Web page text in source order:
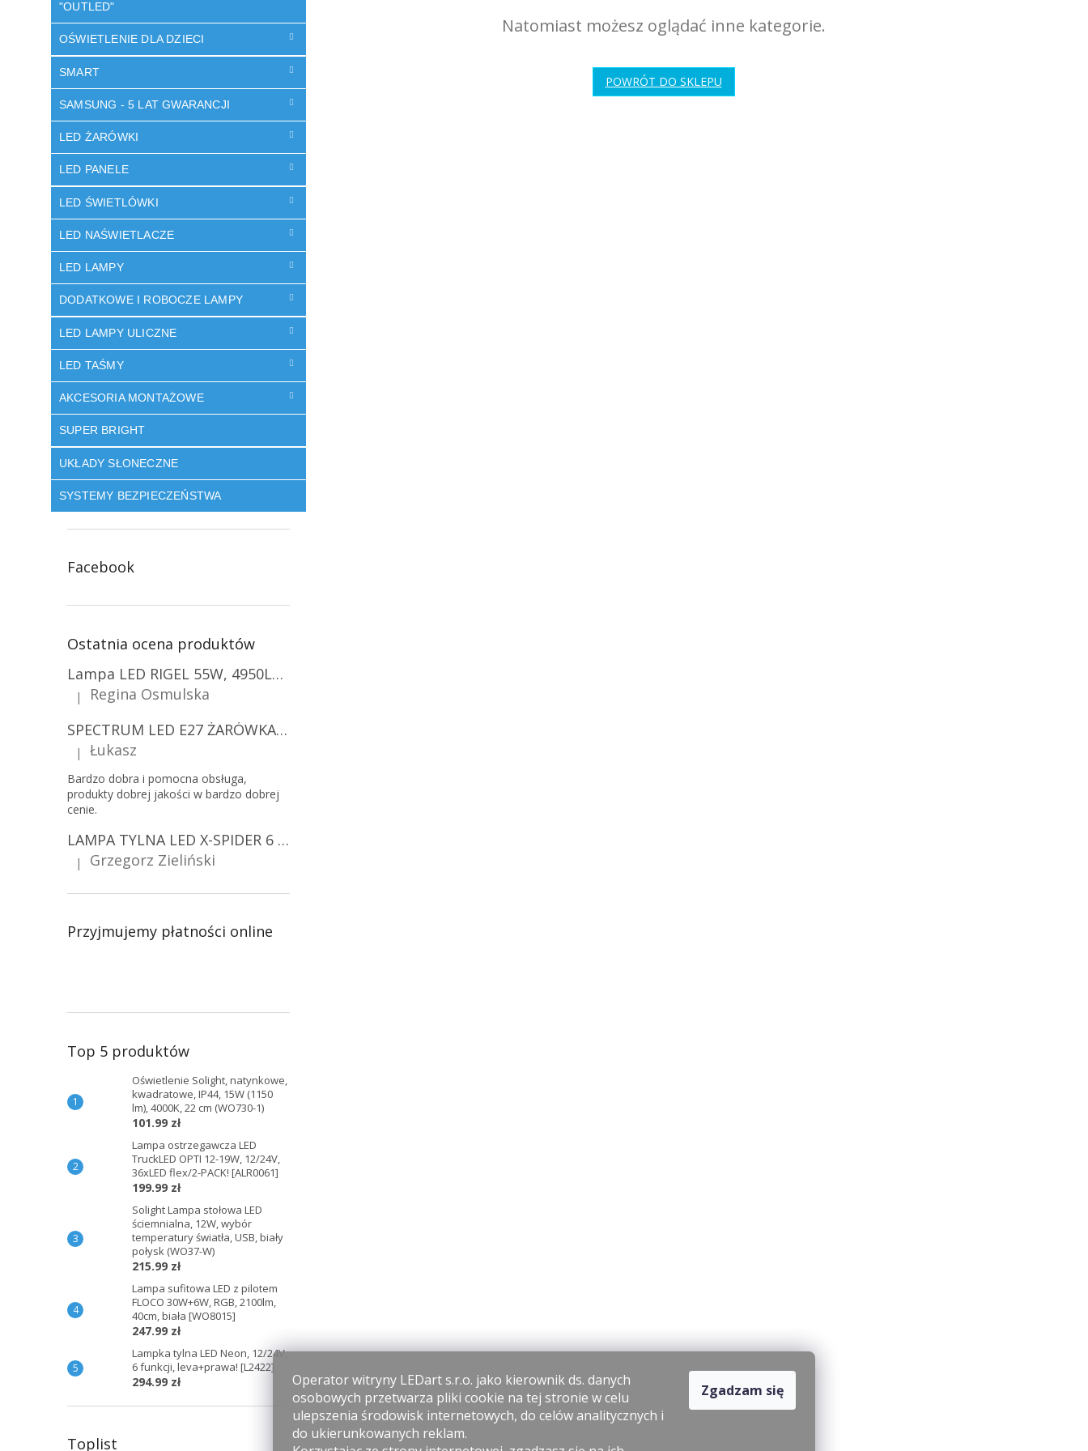
Operator witryny LEDart s.r.o. jako kierownik ds. danych
osobowych przetwarza pliki cookie na tej stronie w celu
ulepszenia środowisk internetowych, do celów analitycznych i
do ukierunkowanych reklam.
Zgadzam się
"OUTLED"
OŚWIETLENIE DLA DZIECI
SMART
SAMSUNG - 5 LAT GWARANCJI
LED ŻARÓWKI
LED PANELE
LED ŚWIETLÓWKI
LED NAŚWIETLACZE
LED LAMPY
DODATKOWE I ROBOCZE LAMPY
LED LAMPY ULICZNE
LED TAŚMY
AKCESORIA MONTAŻOWE
SUPER BRIGHT
UKŁADY SŁONECZNE
SYSTEMY BEZPIECZEŃSTWA
Facebook
Ostatnia ocena produktów
Lampa LED RIGEL 55W, 4950LM, E27, 6500K [WL-10]
Ocena produktu to 5 na 5 gwiazdek.
|
Regina Osmulska
SPECTRUM LED E27 ŻARÓWKA LED 9W, A60/10-PACK!
Ocena produktu to 5 na 5 gwiazdek.
| Łukasz
Bardzo dobra i pomocna obsługa,
produkty dobrej jakości w bardzo dobrej
cenie.
LAMPA TYLNA LED X-SPIDER 6 FUNKCJI, R10, R148, R150, IP67, MOCOWANIE NA ŚRUBY [L2425]
Ocena produktu to 5 na 5 gwiazdek.
| Grzegorz Zieliński
Przyjmujemy płatności online
Top 5 produktów
Oświetlenie Solight, natynkowe,
kwadratowe, IP44, 15W (1150
lm), 4000K, 22 cm (WO730-1)
101.99 zł
Lampa ostrzegawcza LED
TruckLED OPTI 12-19W, 12/24V,
36xLED flex/2-PACK! [ALR0061]
199.99 zł
Solight Lampa stołowa LED
ściemnialna, 12W, wybór
temperatury światła, USB, biały
połysk (WO37-W)
215.99 zł
Lampa sufitowa LED z pilotem
FLOCO 30W+6W, RGB, 2100lm,
40cm, biała [WO8015]
247.99 zł
Lampka tylna LED Neon, 12/24V,
6 funkcji, leva+prawa! [L2422]
294.99 zł
Toplist
Natomiast możesz oglądać inne kategorie.
POWRÓT DO SKLEPU